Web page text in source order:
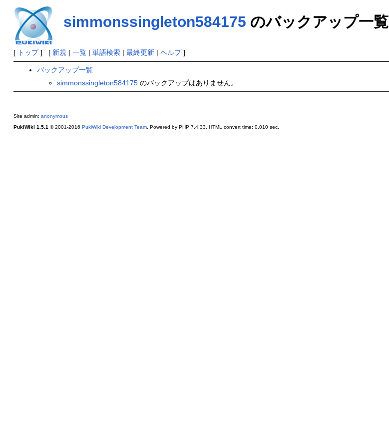
simmonssingleton584175 のバックアップ一覧
[ トップ] [ 新規 | 一覧| 単語検索| 最終更新| ヘルプ]
バックアップ一覧
simmonssingleton584175 のバックアップはありません。
Site admin: anonymous
PukiWiki 1.5.1 © 2001-2016 PukiWiki Development Team. Powered by PHP 7.4.33. HTML convert time: 0.010 sec.